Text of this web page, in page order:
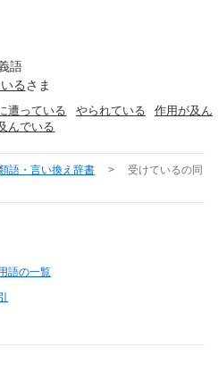
語
るさま
遭っている やられている
作用が及ん
んでいる
語・言い換え辞書 > 受けているの同
語の一覧